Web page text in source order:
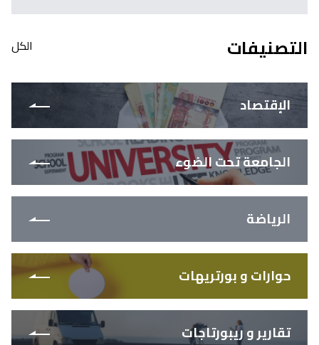
التصنيفات الكل
الإقتصاد
الجامعة تحت الضوء
الرياضة
حوارات و بورتريهات
تقارير و ريبورتاجات